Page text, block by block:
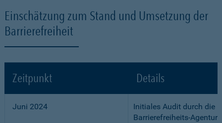
Einschätzung zum Stand und Umsetzung der
Barrierefreiheit
Zeitpunkt Details
Juni 2024
Initiales Audit durch die
Barrierefreiheits-Agentur